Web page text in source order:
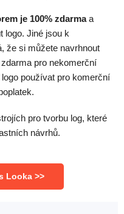
je 100% zdarmaa
logo. Jiné jsou k
že si můžete navrhnout
pro nekomerční
používat pro komerční
pro tvorbu log, které
návrhů.
Looka >>